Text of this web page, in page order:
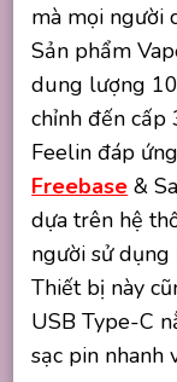
mà mọi người
Sản phẩm
dung lượng
chỉnh đến cấp
Feelin đáp
Freebase &
dựa trên hệ
người sử
Thiết bị này
USB Type-C
sạc pin nhanh